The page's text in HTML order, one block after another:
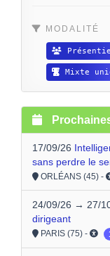
MODALITÉ
Mixte
17/09/26
sans perdre le
ORLÉANS (45) -
24/09/26 → 27/
dirigeant
PARIS (75) -